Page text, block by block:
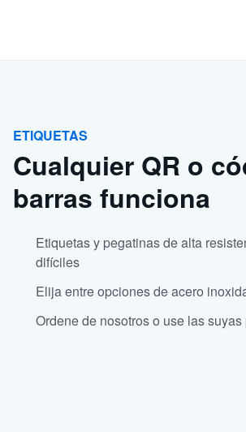
ETIQUETAS
Cualquier QR o
barras funciona
Etiquetas y pegatinas de alta
difíciles
Elija entre opciones de acero
Ordene de nosotros o use las